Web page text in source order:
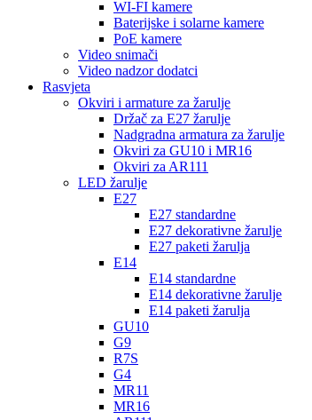
WI-FI kamere
Baterijske i solarne kamere
PoE kamere
Video snimači
Video nadzor dodatci
Rasvjeta
Okviri i armature za žarulje
Držač za E27 žarulje
Nadgradna armatura za žarulje
Okviri za GU10 i MR16
Okviri za AR111
LED žarulje
E27
E27 standardne
E27 dekorativne žarulje
E27 paketi žarulja
E14
E14 standardne
E14 dekorativne žarulje
E14 paketi žarulja
GU10
G9
R7S
G4
MR11
MR16